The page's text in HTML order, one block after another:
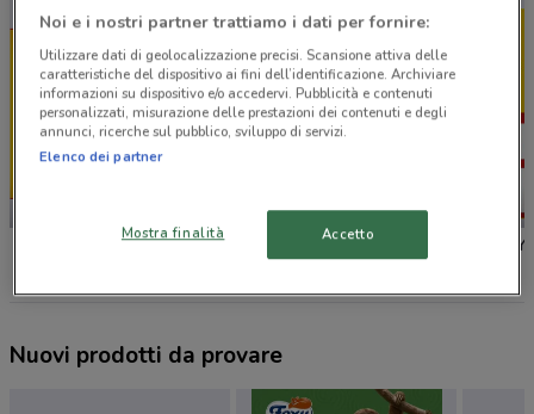
NUOVO
PENNY
Nuovi prodotti da provare
Noi e i nostri partner trattiamo i dati per fornire:
Utilizzare dati di geolocalizzazione precisi. Scansione attiva delle
caratteristiche del dispositivo ai fini dell’identificazione. Archiviare
informazioni su dispositivo e/o accedervi. Pubblicità e contenuti
personalizzati, misurazione delle prestazioni dei contenuti e degli
annunci, ricerche sul pubblico, sviluppo di servizi.
Elenco dei partner
Mostra finalità Accetto